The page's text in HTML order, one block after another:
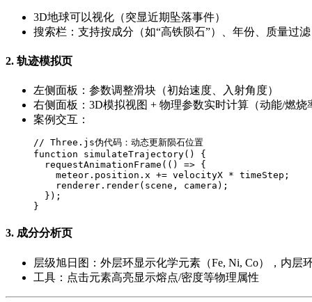
3D地球可以视化（突显近期坠落事件）
搜索栏：支持按成分（如“高铁陨石”）、年份、质量过滤
2. 轨迹模拟页
左侧面板：参数调整滑块（初始速度、入射角度）
右侧面板：3D模拟视图 + 物理参数实时计算（动能/燃烧
案例交互：
// Three.js伪代码：动态更新陨石位置
function simulateTrajectory() {
  requestAnimationFrame(() => {
    meteor.position.x += velocityX * timeStep;
    renderer.render(scene, camera);
  });
3. 成分分析页
层级旭日图：外层环显示化学元素（Fe, Ni, Co），内层
工具：点击元素高亮显示熔点/密度等物理属性